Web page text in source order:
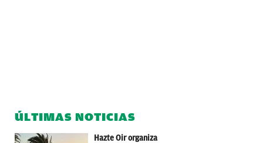
ÚLTIMAS NOTICIAS
Hazte Oir organiza